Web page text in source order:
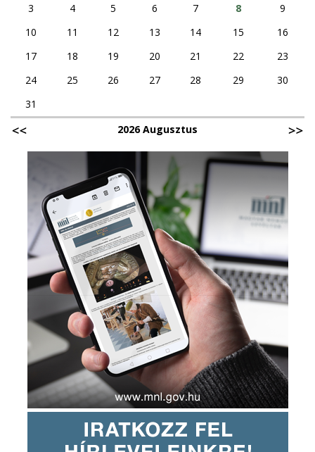
3
4 5 6 7 8
9
10
11 12 13 14 15
16
17
18 19 20 21 22
23
24
25 26 27 28 29
30
31
2026 Augusztus